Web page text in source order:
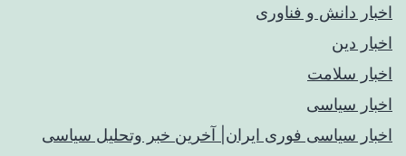
اخبار دانش و فناوری
اخبار دین
اخبار سلامت
اخبار سیاسی
اخبار سیاسی فوری ایران| آخرین خبر وتحلیل سیاسی